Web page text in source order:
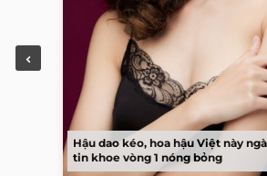
Hậu dao kéo, hoa hậu Việt này
tin khoe vòng 1 nóng bỏng